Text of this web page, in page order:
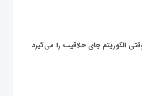
الگوریتم جای خلاقیت را می‌گیرد